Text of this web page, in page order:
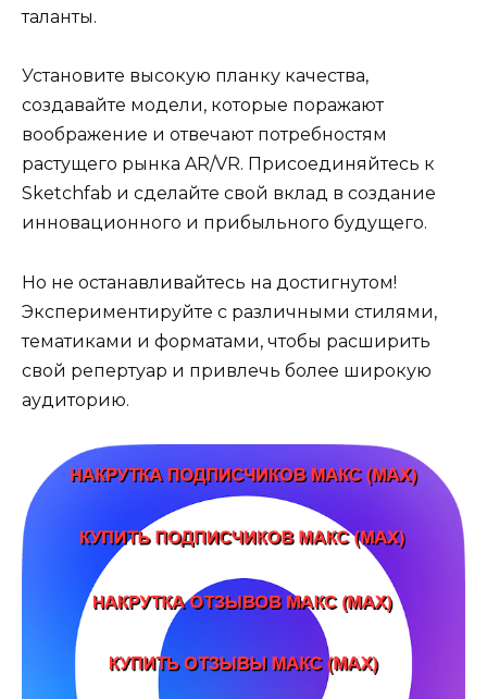
таланты.
Установите высокую планку качества,
создавайте модели, которые поражают
воображение и отвечают потребностям
растущего рынка AR/VR. Присоединяйтесь к
Sketchfab и сделайте свой вклад в создание
инновационного и прибыльного будущего.
Но не останавливайтесь на достигнутом!
Экспериментируйте с различными стилями,
тематиками и форматами, чтобы расширить
свой репертуар и привлечь более широкую
аудиторию.